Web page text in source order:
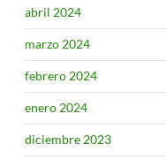
abril 2024
marzo 2024
febrero 2024
enero 2024
diciembre 2023